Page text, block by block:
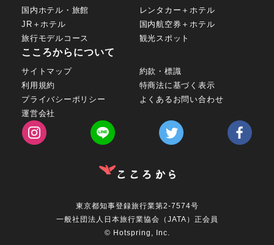
国内ホテル・旅館
レンタカー＋ホテル
JR＋ホテル
国内航空券＋ホテル
旅行モデルコース
観光スポット
こころからについて
サイトマップ
約款・標識
利用規約
特商法に基づく表示
プライバシーポリシー
よくあるお問い合わせ
運営会社
東京都知事登録旅行業第2-7574号
一般社団法人日本旅行業協会（JATA）正会員
© Hotspring, Inc.